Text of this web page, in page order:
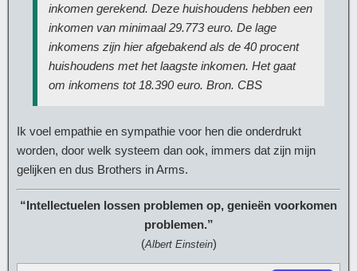
inkomen gerekend. Deze huishoudens hebben een
inkomen van minimaal 29.773 euro. De lage
inkomens zijn hier afgebakend als de 40 procent
huishoudens met het laagste inkomen. Het gaat
om inkomens tot 18.390 euro. Bron. CBS
Ik voel empathie en sympathie voor hen die onderdrukt
worden, door welk systeem dan ook, immers dat zijn mijn
gelijken en dus Brothers in Arms.
“Intellectuelen lossen problemen op, genieën voorkomen
problemen.”
(Albert Einstein)